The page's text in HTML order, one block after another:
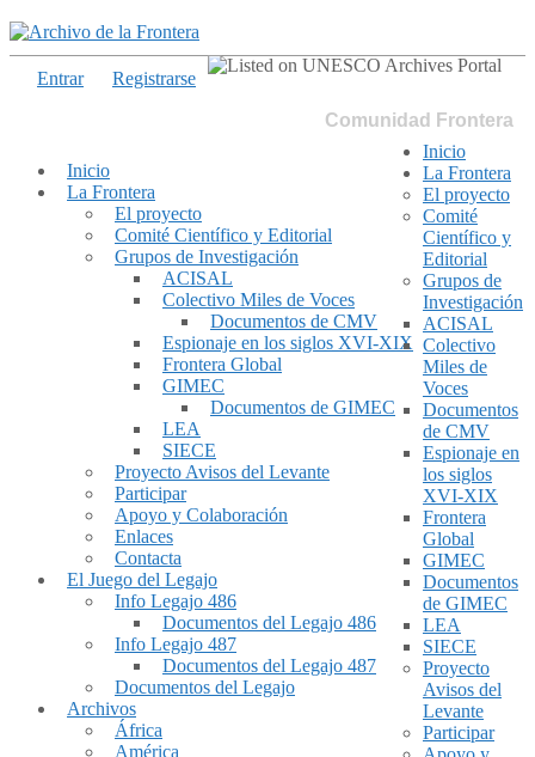
Comunidad Frontera
Inicio
La Frontera
El proyecto
Comité Científico y Editorial
Grupos de Investigación
ACISAL
Colectivo Miles de Voces
Documentos de CMV
Espionaje en los siglos XVI-XIX
Frontera Global
GIMEC
Documentos de GIMEC
LEA
SIECE
Proyecto Avisos del Levante
Participar
Apoyo y Colaboración
Enlaces
Contacta
El Juego del Legajo
Info Legajo 486
Documentos del Legajo 486
Info Legajo 487
Documentos del Legajo 487
Documentos del Legajo
Archivos
África
América
Entrar Registrarse
Inicio
La Frontera
El proyecto
Comité
Científico y
Editorial
Grupos de
Investigación
ACISAL
Colectivo
Miles de
Voces
Documentos
de CMV
Espionaje en
los siglos
XVI-XIX
Frontera
Global
GIMEC
Documentos
de GIMEC
LEA
SIECE
Proyecto
Avisos del
Levante
Participar